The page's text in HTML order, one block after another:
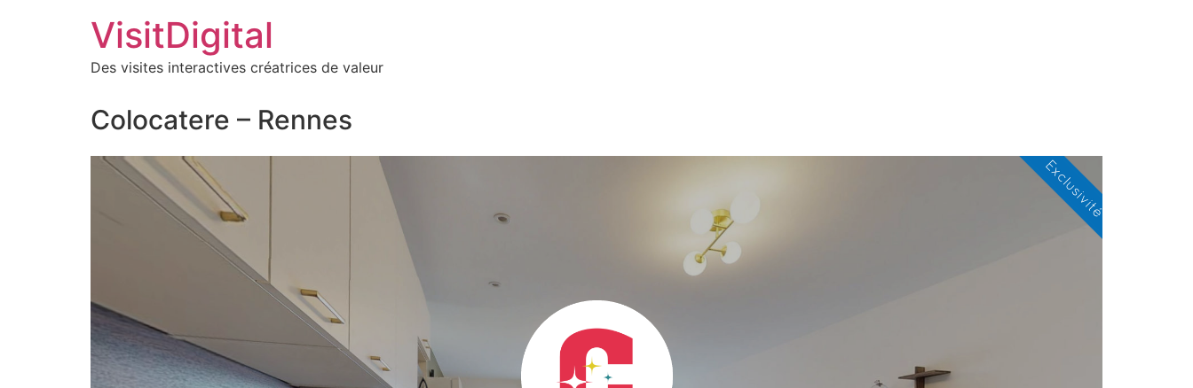
VisitDigital
Des visites interactives créatrices de valeur
Colocatere – Rennes